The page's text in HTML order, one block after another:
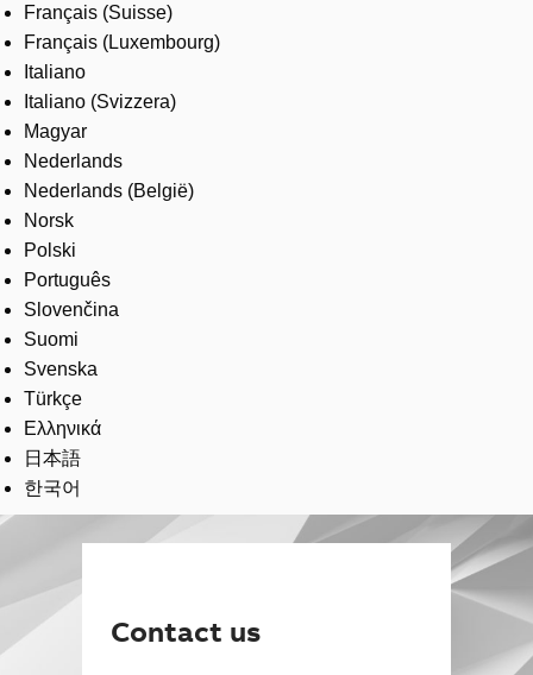
Français (Suisse)
Français (Luxembourg)
Italiano
Italiano (Svizzera)
Magyar
Nederlands
Nederlands (België)
Norsk
Polski
Português
Slovenčina
Suomi
Svenska
Türkçe
Ελληνικά
日本語
한국어
Contact us